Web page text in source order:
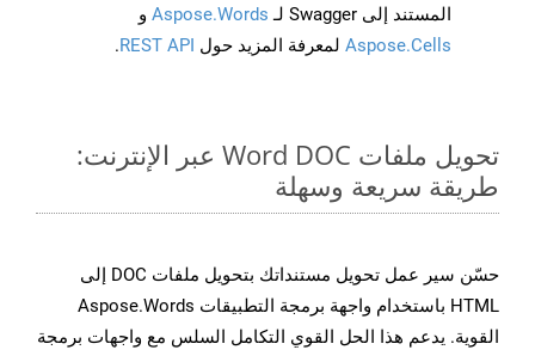
المستند إلى Swagger لـ
Aspose.Words و
Aspose.Cells لمعرفة المزيد حول REST API
.
تحويل ملفات Word DOC عبر الإنترنت:
طريقة سريعة وسهلة
حسّن سير عمل تحويل مستنداتك بتحويل ملفات DOC إلى
HTML باستخدام واجهة برمجة التطبيقات Aspose.Words
القوية. يدعم هذا الحل القوي التكامل السلس مع واجهات برمجة